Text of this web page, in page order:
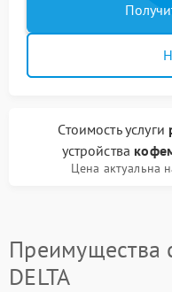
Стоимость услуги
устройства
Цена актуальна
Преимущества
DELTA